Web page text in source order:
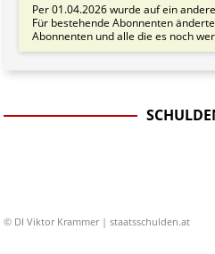
Per 01.04.2026 wurde auf ein
Für bestehende Abonnenten
Abonnenten und alle die es noch
© DI Viktor Krammer | staatsschulden.at